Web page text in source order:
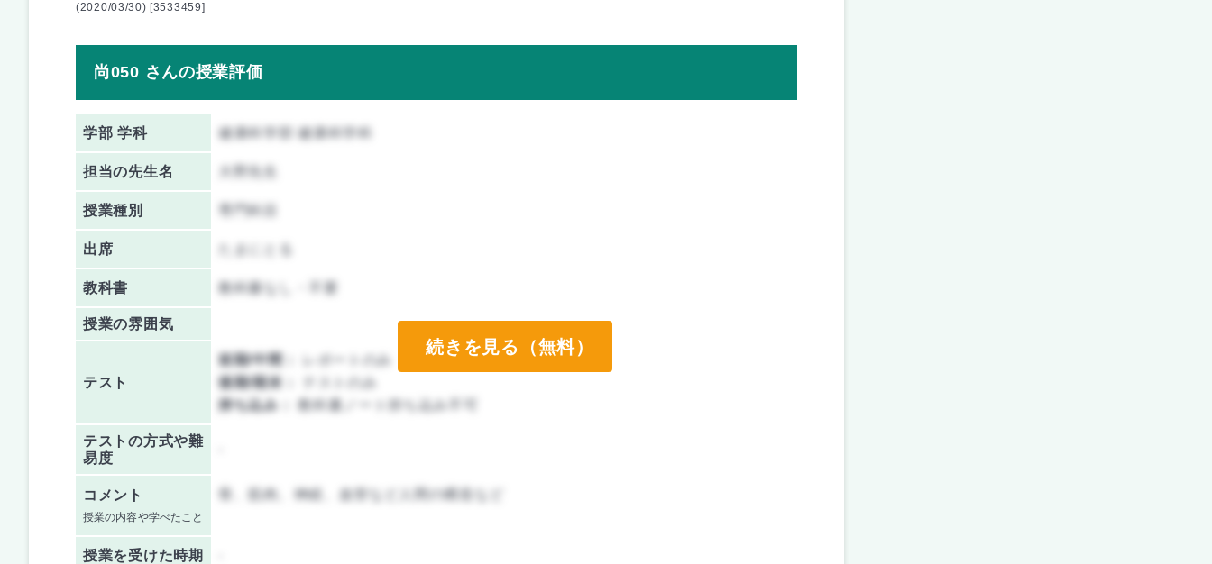
(2020/03/30) [3533459]
尚050 さんの授業評価
学部 学科 健康科学部 健康科学科
担当の先生名
授業種別 専門科目
出席
教科書 教科書なし・不要
授業の雰囲気
テスト
前期/中間：
レポートのみ
後期/期末：
テストのみ
持ち込み：
教科書ノート持ち込み不可
テストの方式や難
易度
コメント
授業の内容や学べたこと
骨、筋肉、神経、血管など人間の構造など
授業を受けた時期
続きを見る（無料）